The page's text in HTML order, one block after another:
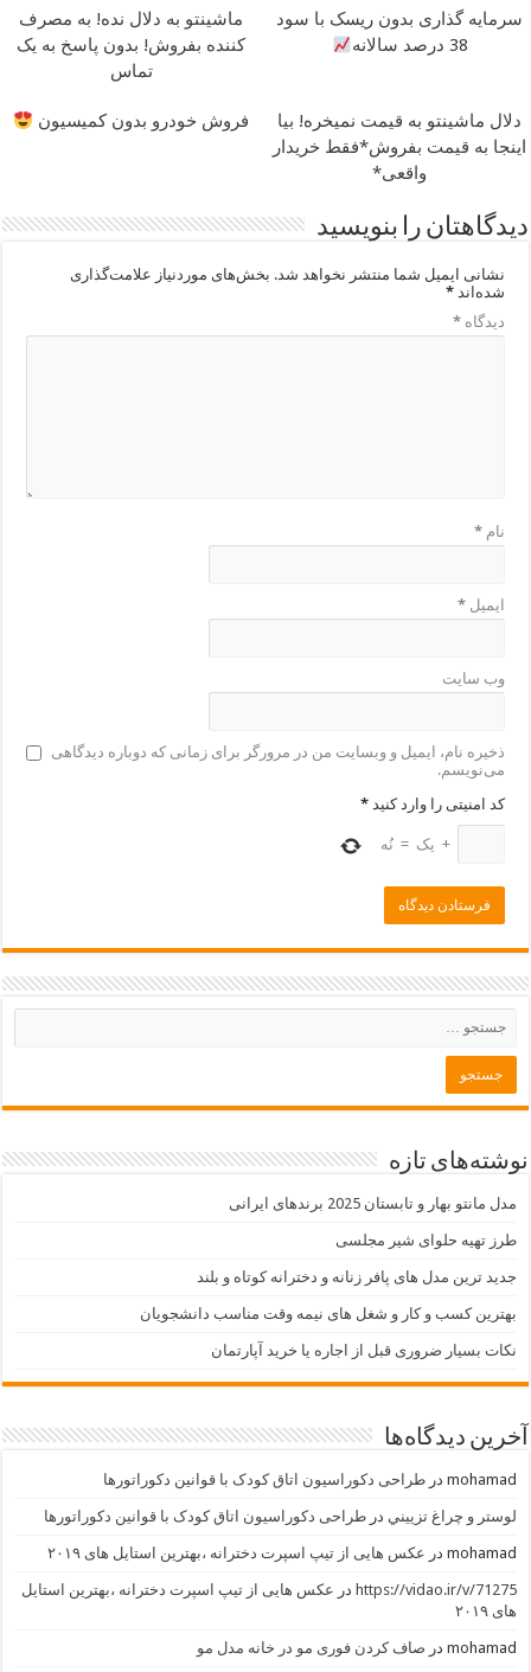
سرمایه گذاری بدون ریسک با سود
38 درصد سالانه
ماشینتو به دلال نده! به مصرف
کننده بفروش! بدون پاسخ به یک
تماس
دلال ماشینتو به قیمت نمیخره! بیا
اینجا به قیمت بفروش*فقط خریدار
واقعی*
فروش خودرو بدون کمیسیون
دیدگاهتان را بنویسید
نشانی ایمیل شما منتشر نخواهد شد. بخش‌های موردنیاز علامت‌گذاری
شده‌اند*
دیدگاه*
نام*
ایمیل*
وب‌ سایت
ذخیره نام، ایمیل و وبسایت من در مرورگر برای زمانی که دوباره دیدگاهی
می‌نویسم.
کد امنیتی را وارد کنید *
+ یک = نُه
نوشته‌های تازه
مدل مانتو بهار و تابستان 2025 برندهای ایرانی
طرز تهیه حلوای شیر مجلسی
جدید ترین مدل های پافر زنانه و دخترانه کوتاه و بلند
بهترین کسب و کار و شغل های نیمه وقت مناسب دانشجویان
نکات بسیار ضروری قبل از اجاره یا خرید آپارتمان
آخرین دیدگاه‌ها
mohamad درطراحی دکوراسیون اتاق کودک با قوانین دکوراتورها
لوستر و چراغ تزييني درطراحی دکوراسیون اتاق کودک با قوانین دکوراتورها
mohamad در عکس هایی از تیپ اسپرت دخترانه ،بهترین استایل های ۲۰۱۹
https://vidao.ir/v/71275 در عکس هایی از تیپ اسپرت دخترانه ،بهترین استایل
های ۲۰۱۹
mohamad در صاف کردن فوری مو در خانه مدل مو